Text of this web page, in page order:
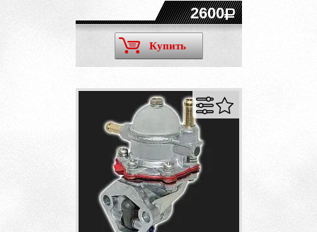
2600
Купить